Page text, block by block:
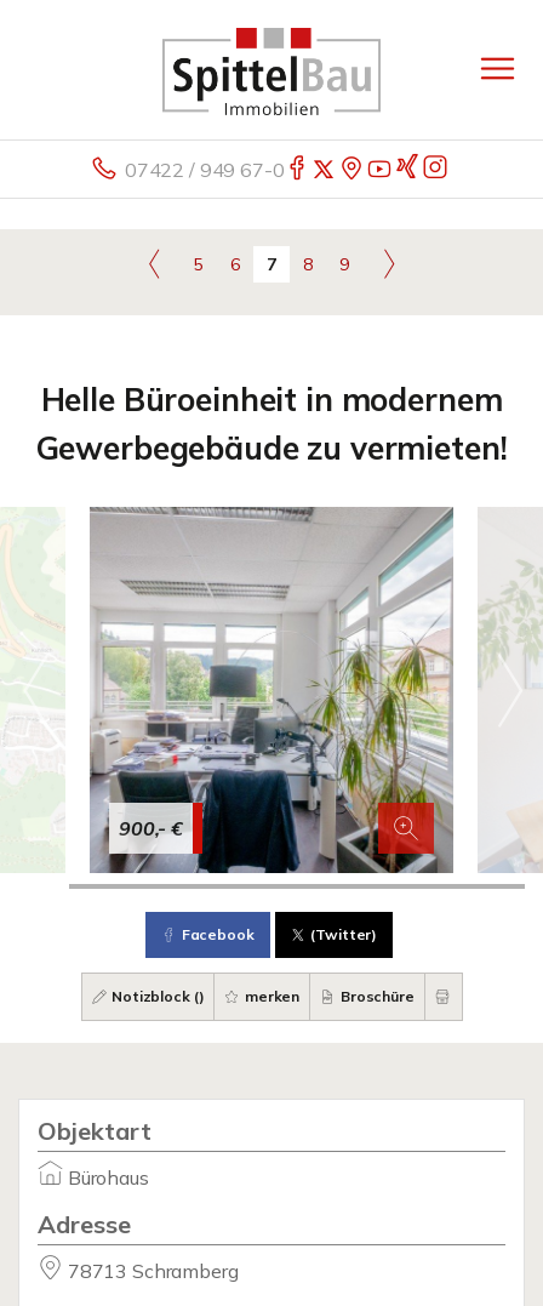
07422 / 949 67-0
5 6 7 8 9
Helle Büroeinheit in modernem
Gewerbegebäude zu vermieten!
900,- €
Facebook (Twitter)
Notizblock () merken Broschüre
Objektart
Bürohaus
Adresse
78713 Schramberg